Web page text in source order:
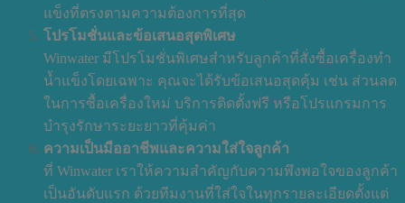
แข็งที่ตรงตามความต้องการที่สุด
โปรโมชั่นและข้อเสนอสุดพิเศษ
Winwater มีโปรโมชั่นพิเศษสำหรับลูกค้าที่สั่งซื้อเครื่องทำ
น้ำแข็งโดยเฉพาะ คุณจะได้รับข้อเสนอสุดคุ้ม เช่น ส่วนลด
ในการซื้อเครื่องใหม่ บริการติดตั้งฟรี หรือโปรแกรมการ
บำรุงรักษาระยะยาวที่คุ้มค่า
ความเป็นมืออาชีพและความใส่ใจลูกค้า
ที่ Winwater เราให้ความสำคัญกับความพึงพอใจของลูกค้า
เป็นอันดับแรก ด้วยทีมงานที่ใส่ใจในทุกรายละเอียดตั้งแต่